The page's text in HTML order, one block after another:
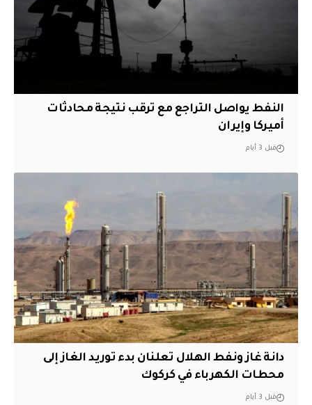
النفط يواصل التراجع مع ترقب نتيجة محادثات
أميركا وإيران
قبل 3 أيام
دانة غاز ونفط الهلال تعلنان بدء توريد الغاز إلى
محطات الكهرباء في كركوك
قبل 3 أيام